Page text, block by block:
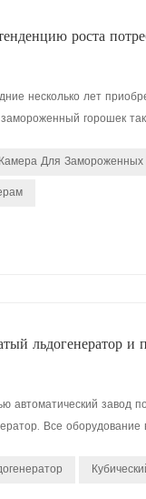
роста
несколько лет
горошек
Для Замороженных
льдогенератор и
автоматический завод
Все оборудование